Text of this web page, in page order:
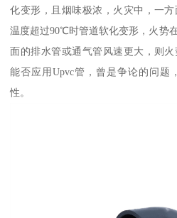
化变形，且烟味极浓，火灾中，一
温度超过90℃时管道软化变形，火势
面的排水管或通气管风速更大，则
能否应用Upvc管，曾是争论的问题
性。